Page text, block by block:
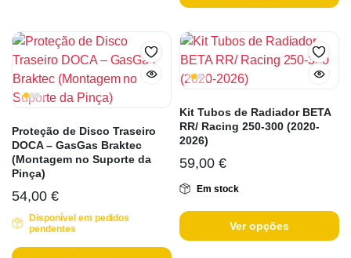
Proteção de Disco Traseiro
DOCA – GasGas Braktec
(Montagem no Suporte da
Pinça)
54,00 €
Disponível em pedidos
pendentes
Kit Tubos de Radiador BETA
RR/ Racing 250-300 (2020-
2026)
59,00 €
Em stock
Ver opções